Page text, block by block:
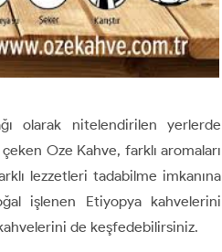
olarak nitelendirilen yerlerde
Oze Kahve, farklı aromaları
lezzetleri tadabilme imkanına
işlenen Etiyopya kahvelerini
de keşfedebilirsiniz.